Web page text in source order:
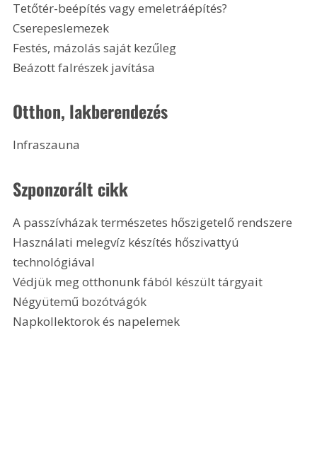
Tetőtér-beépítés vagy emeletráépítés?
Cserepeslemezek
Festés, mázolás saját kezűleg
Beázott falrészek javítása
Otthon, lakberendezés
Infraszauna
Szponzorált cikk
A passzívházak természetes hőszigetelő rendszere
Használati melegvíz készítés hőszivattyú
technológiával
Védjük meg otthonunk fából készült tárgyait
Négyütemű bozótvágók
Napkollektorok és napelemek